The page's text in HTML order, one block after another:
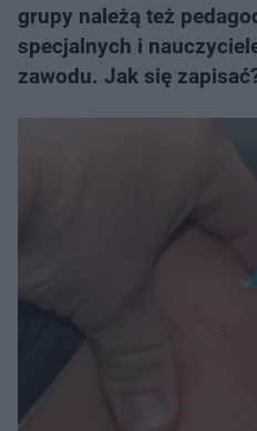
grupy należą też
specjalnych i
zawodu. Jak się